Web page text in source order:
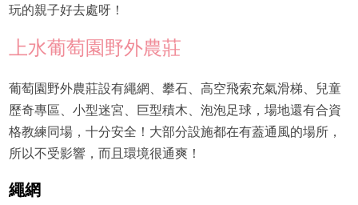
玩的親子好去處呀！
上水葡萄園野外農莊
葡萄園野外農莊設有繩網、攀石、高空飛索充氣滑梯、兒童
歷奇專區、小型迷宮、巨型積木、泡泡足球，場地還有合資
格教練同場，十分安全！大部分設施都在有蓋通風的場所，
所以不受影響，而且環境很通爽！
繩網